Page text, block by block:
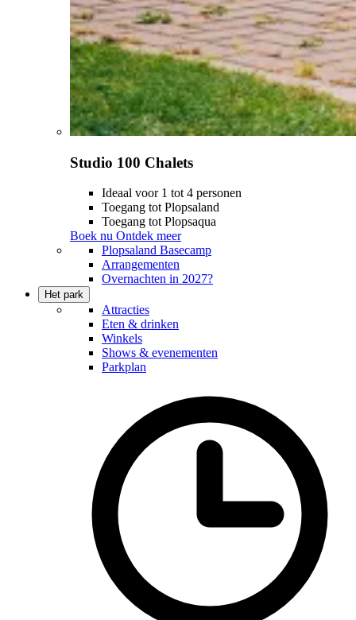
Studio 100 Chalets
Ideaal voor 1 tot 4 personen
Toegang tot Plopsaland
Toegang tot Plopsaqua
Boek nu Ontdek meer
Plopsaland Basecamp
Arrangementen
Overnachten in 2027?
Het park
Attracties
Eten & drinken
Winkels
Shows & evenementen
Parkplan